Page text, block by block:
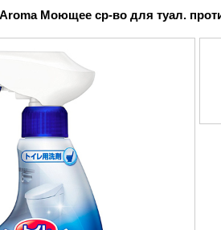
Моющее ср-во для туал.